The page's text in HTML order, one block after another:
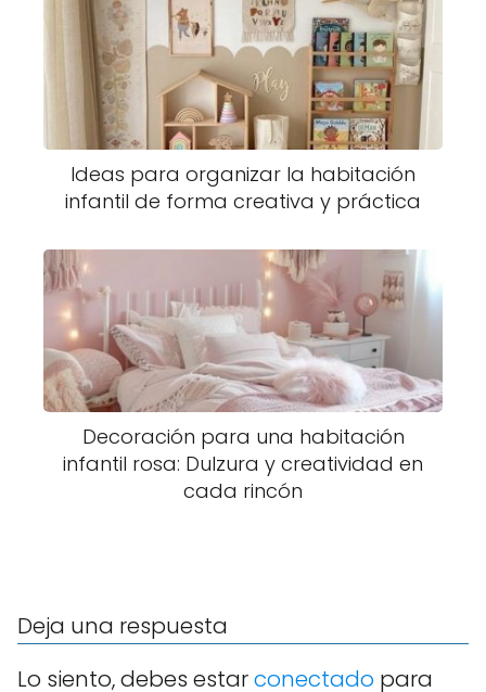
Ideas para organizar la habitación
infantil de forma creativa y práctica
Decoración para una habitación
infantil rosa: Dulzura y creatividad en
cada rincón
Deja una respuesta
Lo siento, debes estarconectado para